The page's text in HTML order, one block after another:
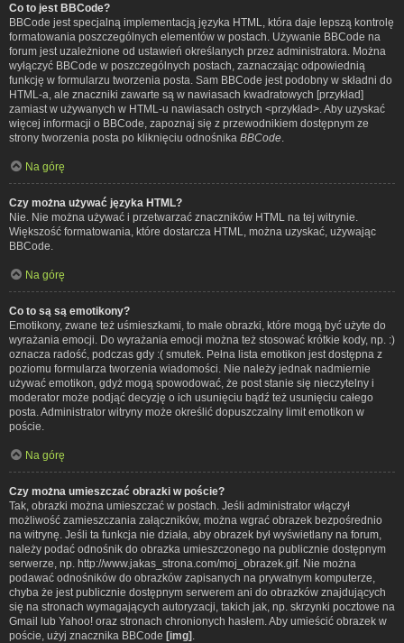
Co to jest BBCode?
BBCode jest specjalną implementacją języka HTML, która daje lepszą kontrolę
formatowania poszczególnych elementów w postach. Używanie BBCode na
forum jest uzależnione od ustawień określanych przez administratora. Można
wyłączyć BBCode w poszczególnych postach, zaznaczając odpowiednią
funkcję w formularzu tworzenia posta. Sam BBCode jest podobny w składni do
HTML-a, ale znaczniki zawarte są w nawiasach kwadratowych [przykład]
zamiast w używanych w HTML-u nawiasach ostrych <przykład>. Aby uzyskać
więcej informacji o BBCode, zapoznaj się z przewodnikiem dostępnym ze
strony tworzenia posta po kliknięciu odnośnika BBCode
Na górę
Czy można używać języka HTML?
Nie. Nie można używać i przetwarzać znaczników HTML na tej witrynie.
Większość formatowania, które dostarcza HTML, można uzyskać, używając
BBCode.
Na górę
Co to są są emotikony?
Emotikony, zwane też uśmieszkami, to małe obrazki, które mogą być użyte do
wyrażania emocji. Do wyrażania emocji można też stosować krótkie kody, np. :)
oznacza radość, podczas gdy :( smutek. Pełna lista emotikon jest dostępna z
poziomu formularza tworzenia wiadomości. Nie należy jednak nadmiernie
używać emotikon, gdyż mogą spowodować, że post stanie się nieczytelny i
moderator może podjąć decyzję o ich usunięciu bądź też usunięciu całego
posta. Administrator witryny może określić dopuszczalny limit emotikon w
poście.
Na górę
Czy można umieszczać obrazki w poście?
Tak, obrazki można umieszczać w postach. Jeśli administrator włączył
możliwość zamieszczania załączników, można wgrać obrazek bezpośrednio
na witrynę. Jeśli ta funkcja nie działa, aby obrazek był wyświetlany na forum,
należy podać odnośnik do obrazka umieszczonego na publicznie dostępnym
serwerze, np. http://www.jakas_strona.com/moj_obrazek.gif. Nie można
podawać odnośników do obrazków zapisanych na prywatnym komputerze,
chyba że jest publicznie dostępnym serwerem ani do obrazków znajdujących
się na stronach wymagających autoryzacji, takich jak, np. skrzynki pocztowe na
Gmail lub Yahoo! oraz stronach chronionych hasłem. Aby umieścić obrazek w
poście, użyj znacznika BBCode [img]